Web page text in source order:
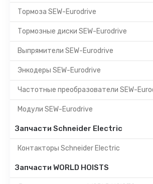
Тормоза SEW-Eurodrive
Тормозные диски SEW-Eurodrive
Выпрямители SEW-Eurodrive
Энкодеры SEW-Eurodrive
Частотные преобразователи SEW-
Модули SEW-Eurodrive
Запчасти Schneider Electric
Контакторы Schneider Electric
Запчасти WORLD HOISTS